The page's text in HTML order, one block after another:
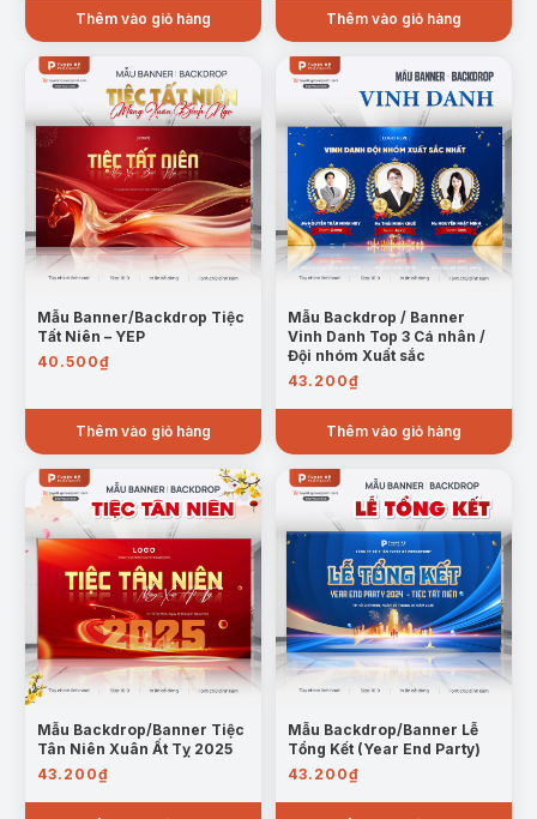
Thêm vào giỏ hàng Thêm vào giỏ hàng
Mẫu Banner/Backdrop Tiệc
Tất Niên – YEP
40.500₫
Thêm vào giỏ hàng
Mẫu Backdrop / Banner
Vinh Danh Top 3 Cá nhân /
Đội nhóm Xuất sắc
43.200₫
Thêm vào giỏ hàng
Mẫu Backdrop/Banner Tiệc
Tân Niên Xuân Ất Tỵ 2025
43.200₫
Mẫu Backdrop/Banner Lễ
Tổng Kết (Year End Party)
43.200₫